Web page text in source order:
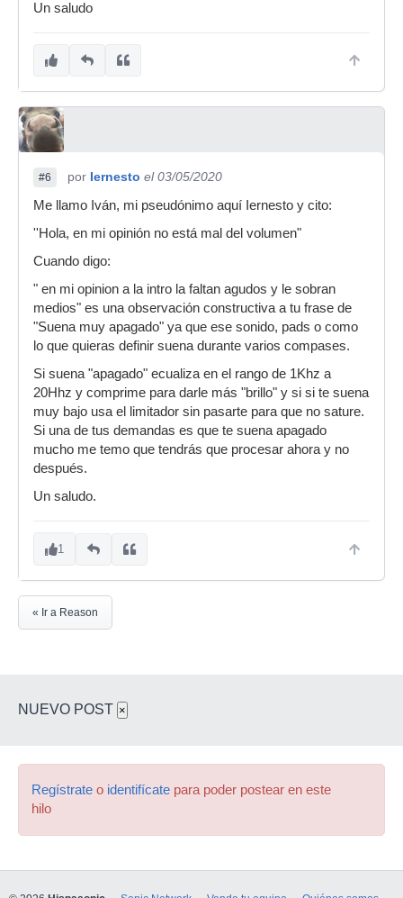
Un saludo
#6 por Iernesto el 03/05/2020
Me llamo Iván, mi pseudónimo aquí Iernesto y cito:
''Hola, en mi opinión no está mal del volumen"
Cuando digo:
" en mi opinion a la intro la faltan agudos y le sobran
medios" es una observación constructiva a tu frase de
"Suena muy apagado" ya que ese sonido, pads o como
lo que quieras definir suena durante varios compases.
Si suena "apagado" ecualiza en el rango de 1Khz a
20Hhz y comprime para darle más "brillo" y si si te suena
muy bajo usa el limitador sin pasarte para que no sature.
Si una de tus demandas es que te suena apagado
mucho me temo que tendrás que procesar ahora y no
después.
Un saludo.
1
« Ir a Reason
NUEVO POST ×
Regístrate o identifícate para poder postear en este
hilo